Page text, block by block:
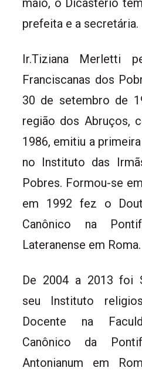
maio, o Dicastério
prefeita e a secretária.
Ir.Tiziana Merletti
Franciscanas dos
30 de setembro de
região dos Abruços,
1986, emitiu a
no Instituto das
Pobres. Formou-se
em 1992 fez o
Canônico na
Lateranense em Roma.
De 2004 a 2013 foi
seu Instituto
Docente na
Canônico da
Antonianum em